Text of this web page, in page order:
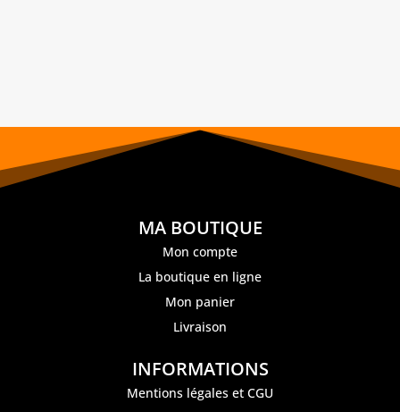
MA BOUTIQUE
Mon compte
La boutique en ligne
Mon panier
Livraison
INFORMATIONS
Mentions légales et CGU